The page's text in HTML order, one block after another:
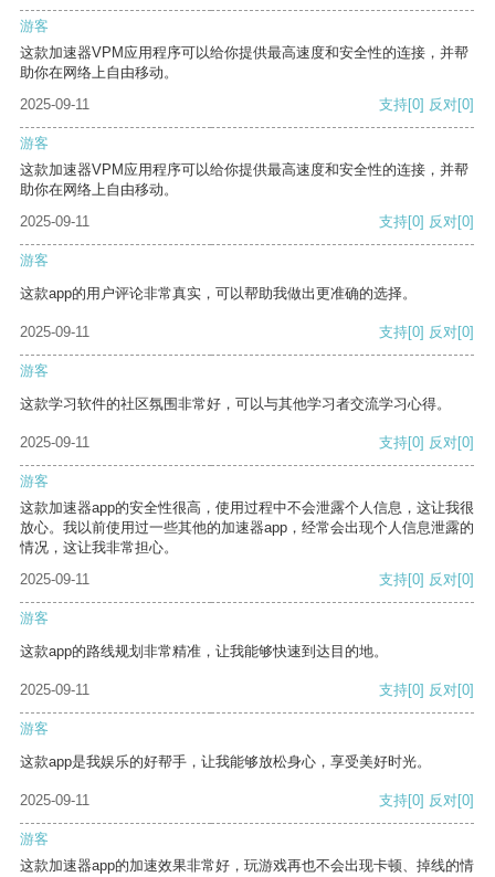
游客
这款加速器VPM应用程序可以给你提供最高速度和安全性的连接，并帮
助你在网络上自由移动。
2025-09-11
支持[0] 反对[0]
游客
这款加速器VPM应用程序可以给你提供最高速度和安全性的连接，并帮
助你在网络上自由移动。
2025-09-11
支持[0] 反对[0]
游客
这款app的用户评论非常真实，可以帮助我做出更准确的选择。
2025-09-11 支持[0] 反对[0]
游客
这款学习软件的社区氛围非常好，可以与其他学习者交流学习心得。
2025-09-11 支持[0] 反对[0]
游客
这款加速器app的安全性很高，使用过程中不会泄露个人信息，这让我很
放心。我以前使用过一些其他的加速器app，经常会出现个人信息泄露的
情况，这让我非常担心。
2025-09-11
支持[0] 反对[0]
游客
这款app的路线规划非常精准，让我能够快速到达目的地。
2025-09-11 支持[0] 反对[0]
游客
这款app是我娱乐的好帮手，让我能够放松身心，享受美好时光。
2025-09-11 支持[0] 反对[0]
游客
这款加速器app的加速效果非常好，玩游戏再也不会出现卡顿、掉线的情